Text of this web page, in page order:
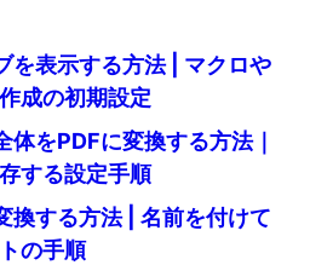
を表示する方法 | マクロや
成の初期設定
体をPDFに変換する方法｜
する設定手順
換する方法 | 名前を付けて
の手順